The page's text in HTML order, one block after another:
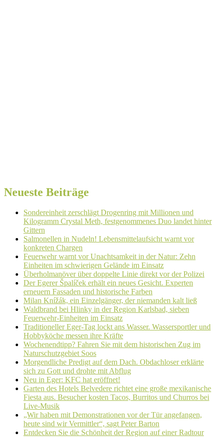
Neueste Beiträge
Sondereinheit zerschlägt Drogenring mit Millionen und
Kilogramm Crystal Meth, festgenommenes Duo landet hinter
Gittern
Salmonellen in Nudeln! Lebensmittelaufsicht warnt vor
konkreten Chargen
Feuerwehr warnt vor Unachtsamkeit in der Natur: Zehn
Einheiten im schwierigen Gelände im Einsatz
Überholmanöver über doppelte Linie direkt vor der Polizei
Der Egerer Špalíček erhält ein neues Gesicht. Experten
erneuern Fassaden und historische Farben
Milan Knížák, ein Einzelgänger, der niemanden kalt ließ
Waldbrand bei Hlinky in der Region Karlsbad, sieben
Feuerwehr-Einheiten im Einsatz
Traditioneller Eger-Tag lockt ans Wasser. Wassersportler und
Hobbyköche messen ihre Kräfte
Wochenendtipp? Fahren Sie mit dem historischen Zug im
Naturschutzgebiet Soos
Morgendliche Predigt auf dem Dach. Obdachloser erklärte
sich zu Gott und drohte mit Abflug
Neu in Eger: KFC hat eröffnet!
Garten des Hotels Belvedere richtet eine große mexikanische
Fiesta aus. Besucher kosten Tacos, Burritos und Churros bei
Live-Musik
„Wir haben mit Demonstrationen vor der Tür angefangen,
heute sind wir Vermittler“, sagt Peter Barton
Entdecken Sie die Schönheit der Region auf einer Radtour